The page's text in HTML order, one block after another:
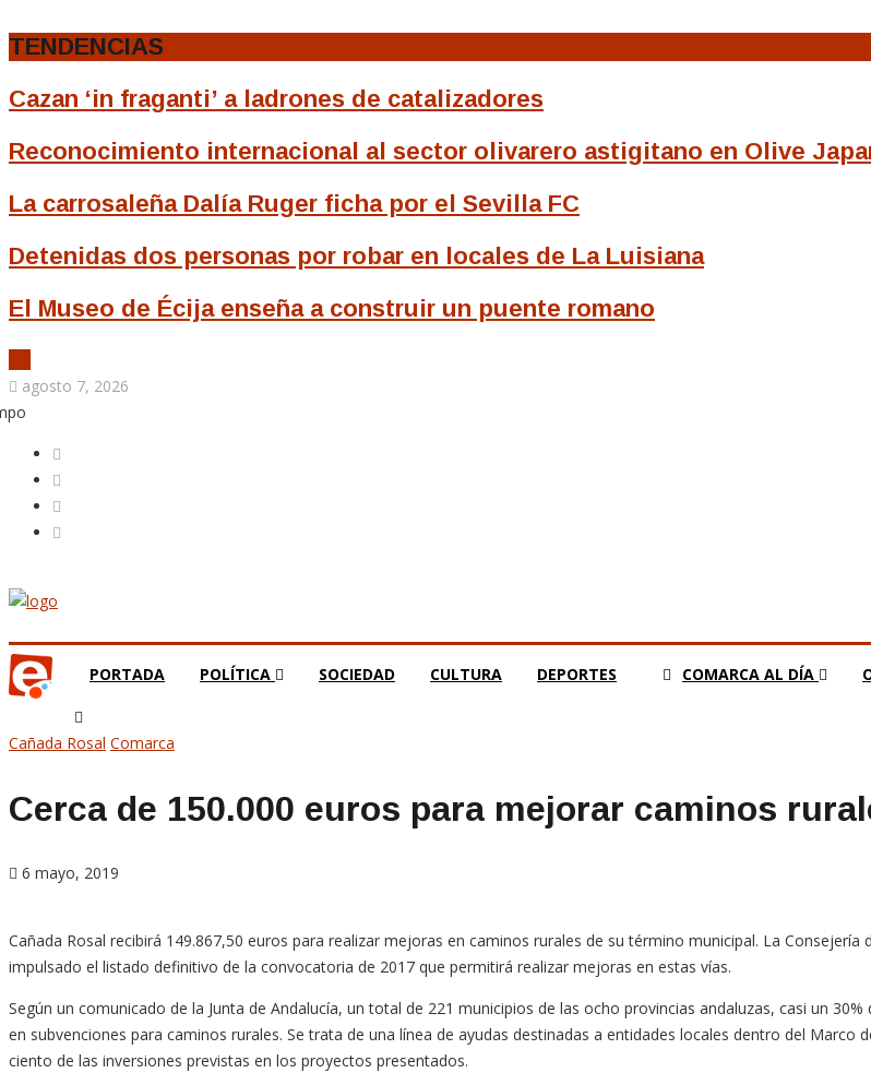
TENDENCIAS
Cazan ‘in fraganti’ a ladrones de catalizadores
Reconocimiento internacional al sector olivarero astigitano en Olive
La carrosaleña Dalía Ruger ficha por el Sevilla FC
Detenidas dos personas por robar en locales de La Luisiana
El Museo de Écija enseña a construir un puente romano
agosto 7, 2026
PORTADA POLÍTICA SOCIEDAD CULTURA DEPORTES COMARCA AL DÍA
Cañada Rosal Comarca
Cerca de 150.000 euros para mejorar caminos
6 mayo, 2019
Cañada Rosal recibirá 149.867,50 euros para realizar mejoras en caminos rurales de su término municipal. La
impulsado el listado definitivo de la convocatoria de 2017 que permitirá realizar mejoras en estas vías.
Según un comunicado de la Junta de Andalucía, un total de 221 municipios de las ocho provincias andaluzas, casi un
en subvenciones para caminos rurales. Se trata de una línea de ayudas destinadas a entidades locales dentro del
ciento de las inversiones previstas en los proyectos presentados.